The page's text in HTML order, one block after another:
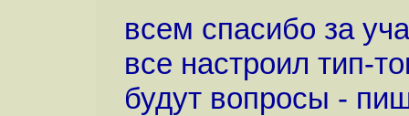
всем спасибо за
все настроил тип-
будут вопросы -